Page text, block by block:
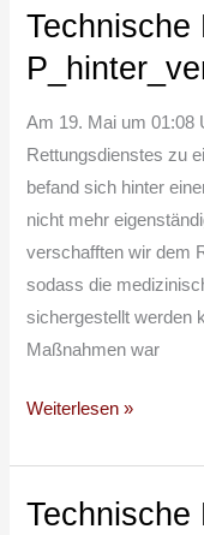
Technische
Am 19. Mai um 01:08
Rettungsdienstes zu
befand sich hinter
nicht mehr
verschafften wir dem
sodass die
sichergestellt werden
Maßnahmen war
Technische
[H1Y]
P_hinter_verschl_Tür
Weiterlesen »
Technische
Technische